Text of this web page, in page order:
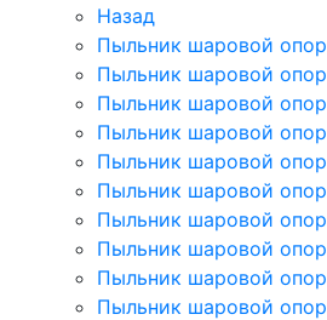
Назад
Пыльник шаровой
Пыльник шаровой
Пыльник шаровой
Пыльник шаровой
Пыльник шаровой
Пыльник шаровой
Пыльник шаровой
Пыльник шаровой
Пыльник шаровой
Пыльник шаровой